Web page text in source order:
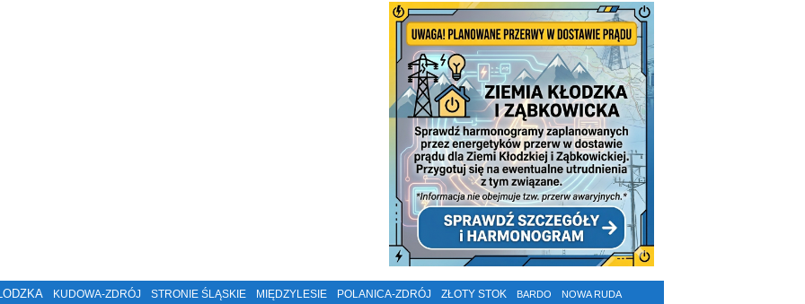
KUDOWA-ZDRÓJ STRONIE ŚLĄSKIE MIĘDZYLESIE POLANICA-ZDRÓJ ZŁOTY STOK BARDO NOWA RUDA